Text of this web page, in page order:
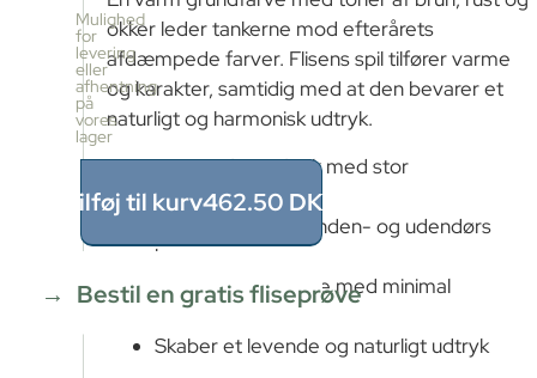
pr.
kasse
5
stk
≈
1.25m²
Pris
kasse
462.5
DKK
÷
1.25m²
Mulighed
for
levering
eller
afhentning
på
vores
lager
Tilføj til kurv462.50 DKK
Bestil en gratis fliseprøve
okker leder tankerne mod efterårets
afdæmpede farver. Flisens spil tilfører varme
og karakter, samtidig med at den bevarer et
naturligt og harmonisk udtryk.
Autentisk stenlook med stor
farvevariation
Velegnet til både inden- og udendørs
brug
Slidstærk overflade med minimal
vedligeholdelse
Skaber et levende og naturligt udtryk